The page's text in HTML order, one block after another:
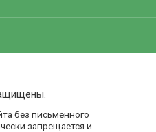
без письменного
запрещается и